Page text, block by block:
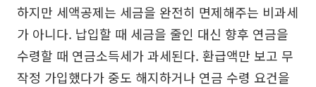
하지만 세액공제는 세금을 완전히 면제해주는 비과세
가 아니다. 납입할 때 세금을 줄인 대신 향후 연금을
수령할 때 연금소득세가 과세된다. 환급액만 보고 무
작정 가입했다가 중도 해지하거나 연금 수령 요건을